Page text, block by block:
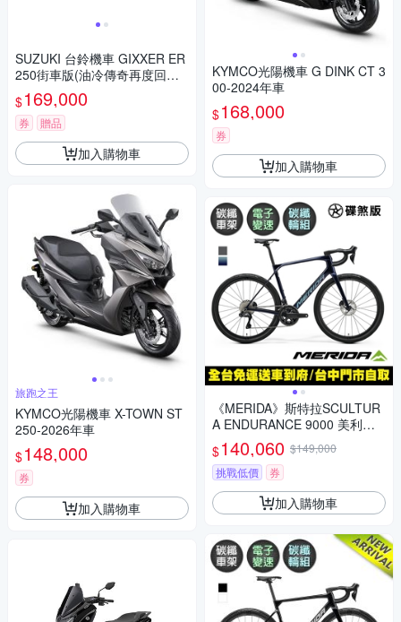
SUZUKI 台鈴機車 GIXXER ER
250街車版(油冷傳奇再度回歸/
2023年全新機車)
$169,000
券 贈品
加入購物車
旅跑之王
KYMCO光陽機車 X-TOWN ST
250-2026年車
$148,000
券
加入購物車
KYMCO光陽機車 G DINK CT 3
00-2024年車
$168,000
券
加入購物車
《MERIDA》斯特拉SCULTUR
A ENDURANCE 9000 美利達
碳纖維全能型長程公路車 無附
踏板/Ulterga電變/跑車/環島
$140,060 $149,000
挑戰低價
券
加入購物車